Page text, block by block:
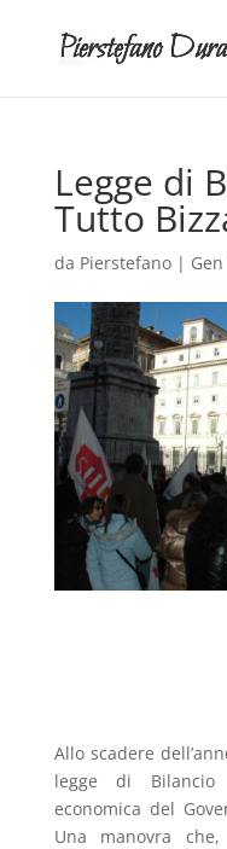
Legge di
Tutto
da Pierstefano|
Allo scadere
legge di Bilancio
economica del
Una manovra